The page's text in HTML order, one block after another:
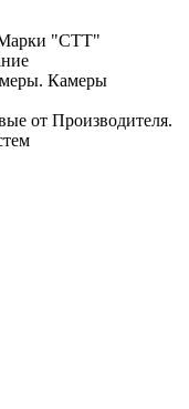
"СТТ"
Камеры
от Производителя.